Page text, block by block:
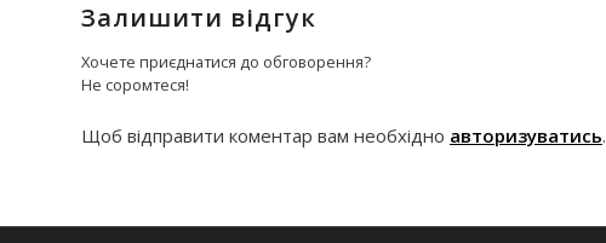
Залишити відгук
Хочете приєднатися до обговорення?
Не соромтеся!
Щоб відправити коментар вам необхідно авторизуватись.